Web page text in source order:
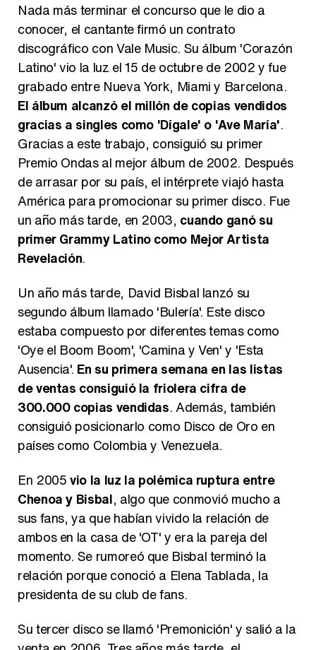
Nada más terminar el concurso que le dio a
conocer, el cantante firmó un contrato
discográfico con Vale Music. Su álbum 'Corazón
Latino' vio la luz el 15 de octubre de 2002 y fue
grabado entre Nueva York, Miami y Barcelona.
El álbum alcanzó el millón de copias vendidos
gracias a singles como 'Dígale' o 'Ave María'.
Gracias a este trabajo, consiguió su primer
Premio Ondas al mejor álbum de 2002. Después
de arrasar por su país, el intérprete viajó hasta
América para promocionar su primer disco. Fue
un año más tarde, en 2003, cuando ganó su
primer Grammy Latino como Mejor Artista
Revelación.
Un año más tarde, David Bisbal lanzó su
segundo álbum llamado 'Bulería'. Este disco
estaba compuesto por diferentes temas como
'Oye el Boom Boom', 'Camina y Ven' y 'Esta
Ausencia'. En su primera semana en las listas
de ventas consiguió la friolera cifra de
300.000 copias vendidas. Además, también
consiguió posicionarlo como Disco de Oro en
países como Colombia y Venezuela.
En 2005vio la luz la polémica ruptura entre
Chenoa y Bisbal, algo que conmovió mucho a
sus fans, ya que habían vivido la relación de
ambos en la casa de 'OT' y era la pareja del
momento. Se rumoreó que Bisbal terminó la
relación porque conoció a Elena Tablada, la
presidenta de su club de fans.
Su tercer disco se llamó 'Premonición' y salió a la